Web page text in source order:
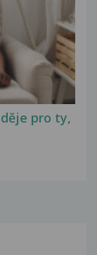
pro ty,